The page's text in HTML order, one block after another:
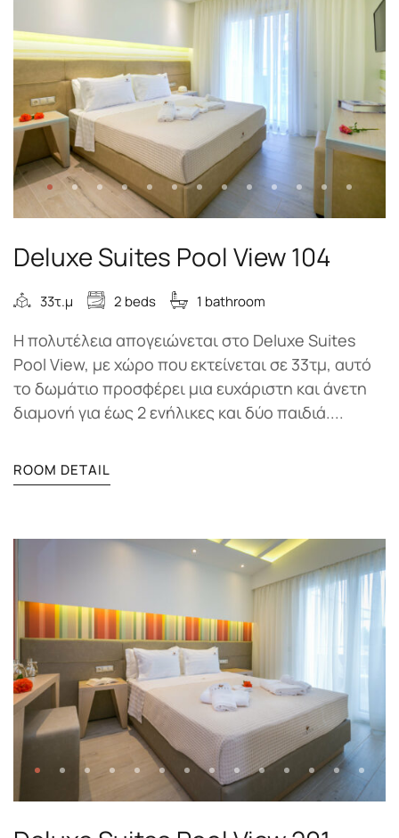
Deluxe Suites Pool View 104
33τ.μ 2 beds 1 bathroom
Η πολυτέλεια απογειώνεται στο Deluxe Suites
Pool View, με χώρο που εκτείνεται σε 33τμ, αυτό
το δωμάτιο προσφέρει μια ευχάριστη και άνετη
διαμονή για έως 2 ενήλικες και δύο παιδιά....
ROOM DETAIL